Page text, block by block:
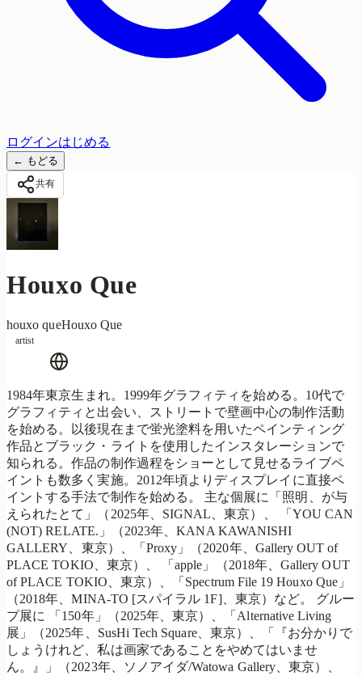
ログインはじめる
← もどる
共有
Houxo Que
houxo queHouxo Que
artist
1984年東京生まれ。1999年グラフィティを始める。10代で
グラフィティと出会い、ストリートで壁画中心の制作活動
を始める。以後現在まで蛍光塗料を用いたペインティング
作品とブラック・ライトを使用したインスタレーションで
知られる。作品の制作過程をショーとして見せるライブペ
イントも数多く実施。2012年頃よりディスプレイに直接ペ
イントする手法で制作を始める。 主な個展に「照明、が与
えられたとて」（2025年、SIGNAL、東京）、 「YOU CAN
(NOT) RELATE.」（2023年、KANA KAWANISHI
GALLERY、東京）、「Proxy」（2020年、Gallery OUT of
PLACE TOKIO、東京）、 「apple」（2018年、Gallery OUT
of PLACE TOKIO、東京）、「Spectrum File 19 Houxo Que」
（2018年、MINA-TO [スパイラル 1F]、東京）など。 グルー
プ展に 「150年」（2025年、東京）、「Alternative Living
展」（2025年、SusHi Tech Square、東京）、「『お分かりで
しょうけれど、私は画家であることをやめてはいませ
ん。』」（2023年、ソノアイダ/Watowa Gallery、東京）、